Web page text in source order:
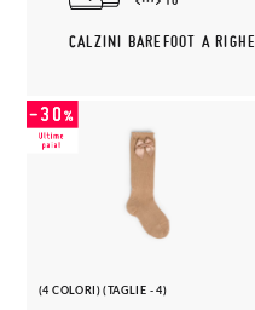
CALZINI BAREFOOT A RIGHE
(4 COLORI) (TAGLIE - 4)